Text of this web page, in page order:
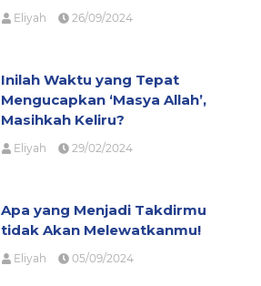
Eliyah 26/09/2024
Inilah Waktu yang Tepat
Mengucapkan ‘Masya Allah’,
Masihkah Keliru?
Eliyah 29/02/2024
Apa yang Menjadi Takdirmu
tidak Akan Melewatkanmu!
Eliyah 05/09/2024